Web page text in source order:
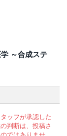
～合成ステ
ッフが承認した
判断は、投稿さ